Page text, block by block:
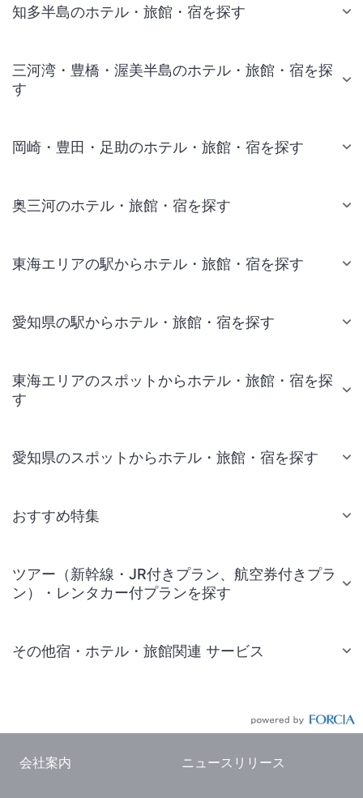
知多半島のホテル・旅館・宿を探す
三河湾・豊橋・渥美半島のホテル・旅館・宿を探
す
岡崎・豊田・足助のホテル・旅館・宿を探す
奥三河のホテル・旅館・宿を探す
東海エリアの駅からホテル・旅館・宿を探す
愛知県の駅からホテル・旅館・宿を探す
東海エリアのスポットからホテル・旅館・宿を探
す
愛知県のスポットからホテル・旅館・宿を探す
おすすめ特集
ツアー（新幹線・JR付きプラン、航空券付きプラ
ン）・レンタカー付プランを探す
その他宿・ホテル・旅館関連 サービス
会社案内 ニュースリリース